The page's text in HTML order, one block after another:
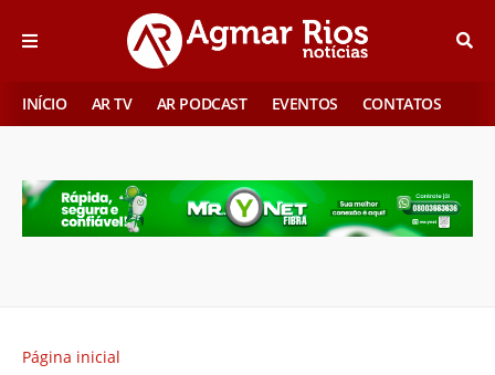
INÍCIO AR TV AR PODCAST EVENTOS CONTATOS
Página inicial